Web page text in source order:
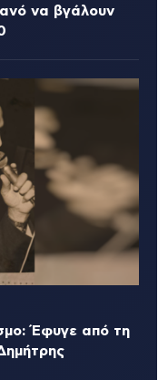
να βγάλουν
Έφυγε από τη